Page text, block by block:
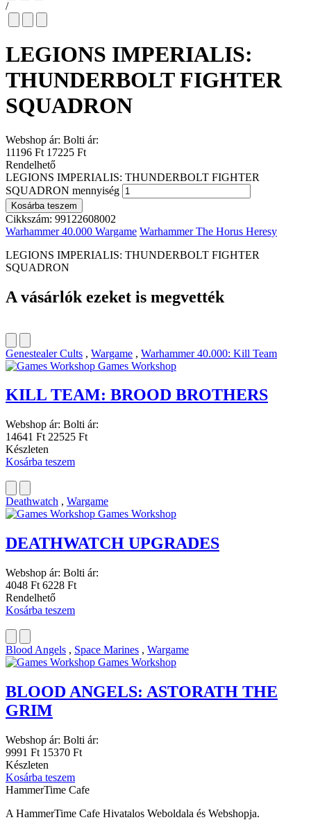
/
LEGIONS IMPERIALIS:
THUNDERBOLT FIGHTER
SQUADRON
Webshop ár: Bolti ár:
11196 Ft 17225 Ft
Rendelhető
LEGIONS IMPERIALIS: THUNDERBOLT FIGHTER
SQUADRON mennyiség
Kosárba teszem
Cikkszám: 99122608002
Warhammer 40.000 Wargame Warhammer The Horus Heresy
LEGIONS IMPERIALIS: THUNDERBOLT FIGHTER
SQUADRON
A vásárlók ezeket is megvették
Genestealer Cults , Wargame , Warhammer 40.000: Kill Team
Games Workshop
KILL TEAM: BROOD BROTHERS
Webshop ár: Bolti ár:
14641 Ft 22525 Ft
Készleten
Kosárba teszem
Deathwatch , Wargame
Games Workshop
DEATHWATCH UPGRADES
Webshop ár: Bolti ár:
4048 Ft 6228 Ft
Rendelhető
Kosárba teszem
Blood Angels , Space Marines , Wargame
Games Workshop
BLOOD ANGELS: ASTORATH THE
GRIM
Webshop ár: Bolti ár:
9991 Ft 15370 Ft
Készleten
Kosárba teszem
HammerTime Cafe
A HammerTime Cafe Hivatalos Weboldala és Webshopja.